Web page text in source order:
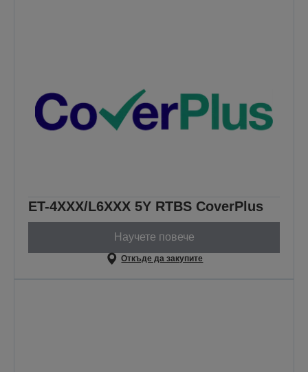
ET-4XXX/L6XXX 5Y RTBS CoverPlus
Научете повече
Откъде да закупите